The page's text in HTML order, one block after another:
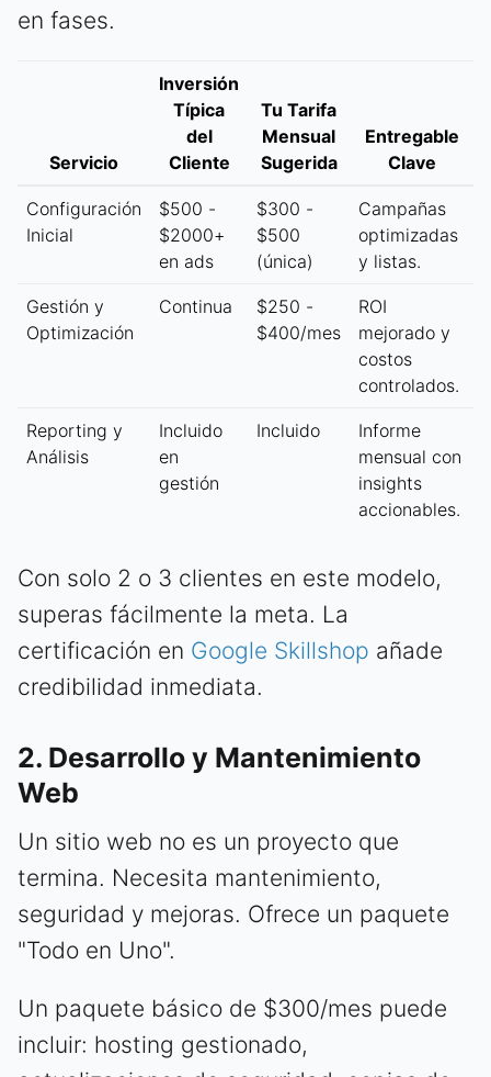
en fases.
Servicio
Inversión
Típica
del
Cliente
Tu Tarifa
Mensual
Sugerida
Entregable
Clave
Configuración
Inicial
$500 -
$2000+
en ads
$300 -
$500
(única)
Campañas
optimizadas
y listas.
Gestión y
Optimización
Continua
$250 -
$400/mes
ROI
mejorado y
costos
controlados.
Reporting y
Análisis
Incluido
en
gestión
Incluido
Informe
mensual con
insights
accionables.
Con solo 2 o 3 clientes en este modelo,
superas fácilmente la meta. La
certificación en Google Skillshop añade
credibilidad inmediata.
2. Desarrollo y Mantenimiento
Web
Un sitio web no es un proyecto que
termina. Necesita mantenimiento,
seguridad y mejoras. Ofrece un paquete
"Todo en Uno".
Un paquete básico de $300/mes puede
incluir: hosting gestionado,